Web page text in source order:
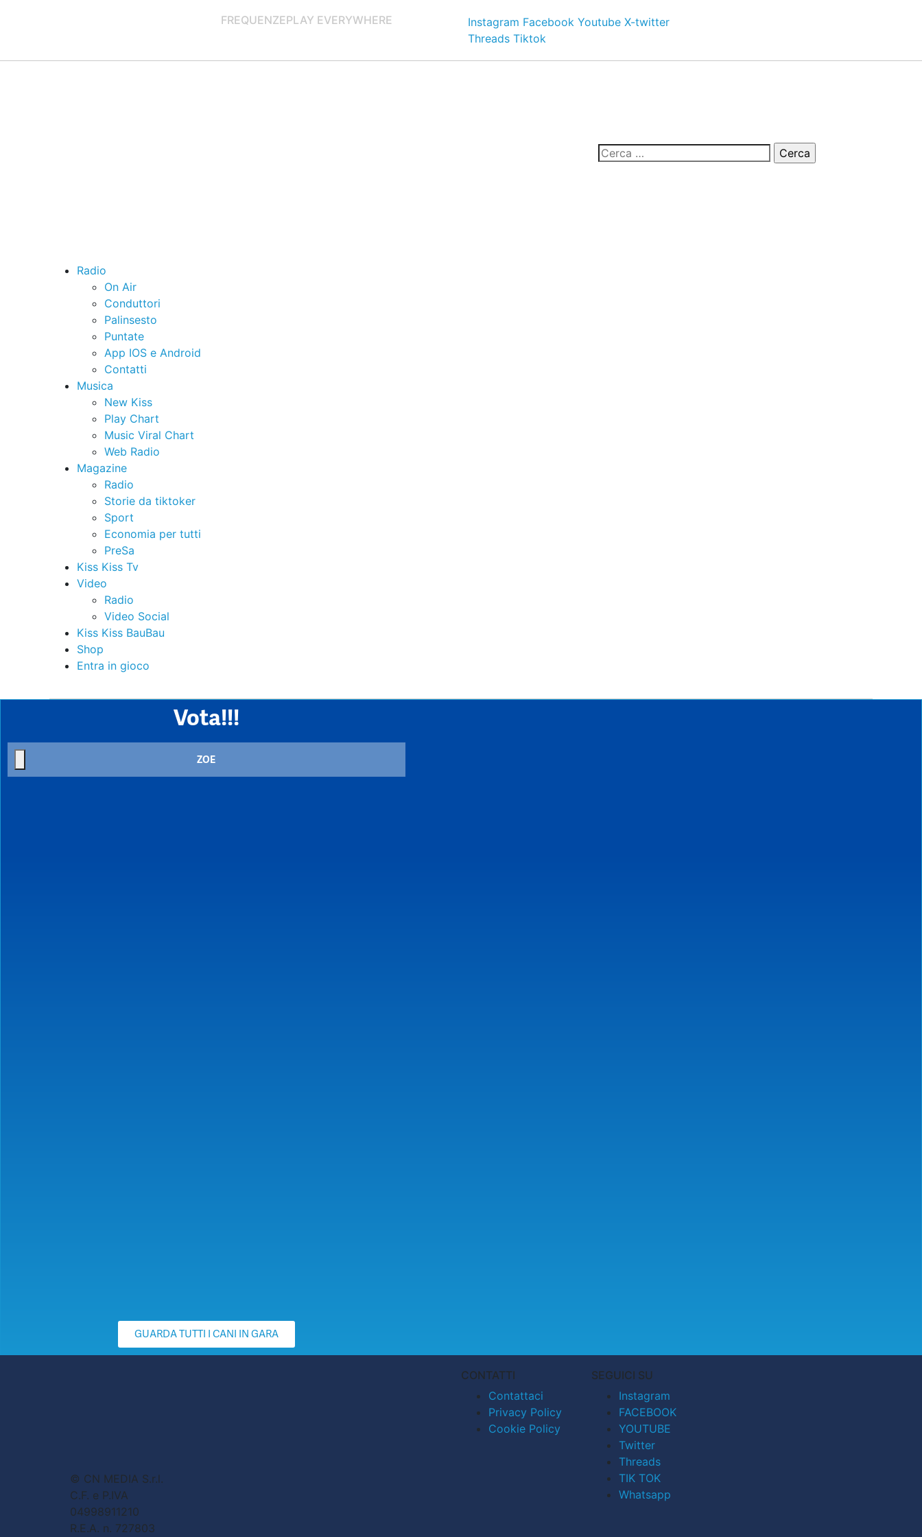
FREQUENZEPLAY EVERYWHERE Instagram Facebook Youtube X-twitter
Threads Tiktok
Radio
On Air
Conduttori
Palinsesto
Puntate
App IOS e Android
Contatti
Musica
New Kiss
Play Chart
Music Viral Chart
Web Radio
Magazine
Radio
Storie da tiktoker
Sport
Economia per tutti
PreSa
Kiss Kiss Tv
Video
Radio
Video Social
Kiss Kiss BauBau
Shop
Entra in gioco
Vota!!!
ZOE
GUARDA TUTTI I CANI IN GARA
© CN MEDIA S.r.l.
C.F. e P.IVA
04998911210
R.E.A. n. 727803
CONTATTI
Contattaci
Privacy Policy
Cookie Policy
SEGUICI SU
Instagram
FACEBOOK
YOUTUBE
Twitter
Threads
TIK TOK
Whatsapp